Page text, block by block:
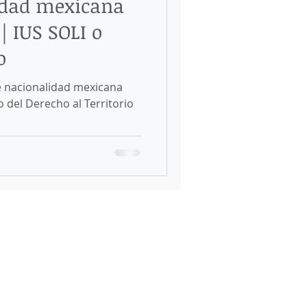
in México
en México
mexicana
SOLI o
mexicana
del Derecho al Territorio